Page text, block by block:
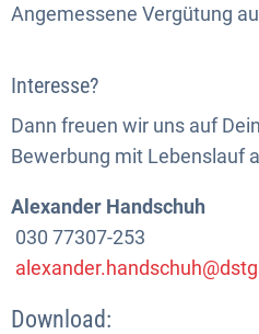
Angemessene Vergütung
Interesse?
Dann freuen wir uns auf
Bewerbung mit Lebenslauf
Alexander Handschuh
030 77307-253
Download: